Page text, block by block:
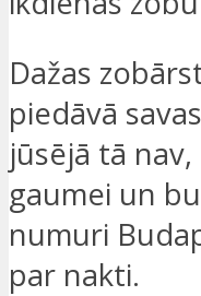
Dažas
piedāvā
jūsējā tā
gaumei un
numuri
par nakti.